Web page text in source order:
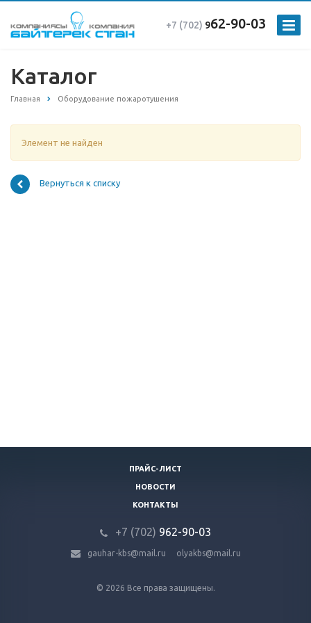
+7 (702) 962-90-03
Каталог
Главная Оборудование пожаротушения
Элемент не найден
Вернуться к списку
ПРАЙС-ЛИСТ
НОВОСТИ
КОНТАКТЫ
+7 (702) 962-90-03
gauhar-kbs@mail.ru olyakbs@mail.ru
© 2026 Все права защищены.